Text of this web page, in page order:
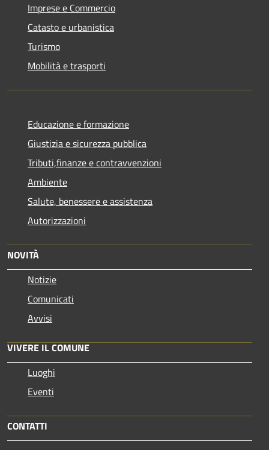
Imprese e Commercio
Catasto e urbanistica
Turismo
Mobilità e trasporti
Educazione e formazione
Giustizia e sicurezza pubblica
Tributi,finanze e contravvenzioni
Ambiente
Salute, benessere e assistenza
Autorizzazioni
NOVITÀ
Notizie
Comunicati
Avvisi
VIVERE IL COMUNE
Luoghi
Eventi
CONTATTI